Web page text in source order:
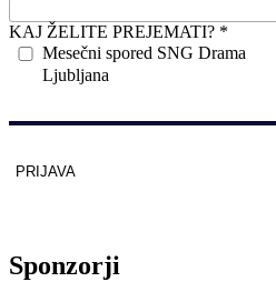
KAJ ŽELITE PREJEMATI? *
Mesečni spored SNG Drama
Ljubljana
PRIJAVA
Sponzorji